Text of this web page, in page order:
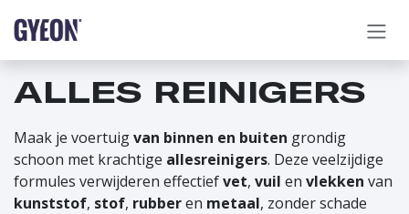
ALLES REINIGERS
Maak je voertuigvan binnen en buiten grondig
schoon met krachtige allesreinigers. Deze veelzijdige
formules verwijderen effectiefvet, vuil en vlekken van
kunststof, stof, rubberen metaal, zonder schade